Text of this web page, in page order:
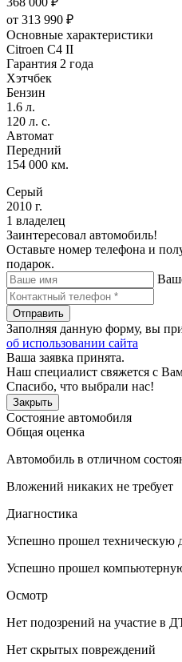
от 313 990 ₽
Основные характеристики
Citroen C4 II
Гарантия 2 года
Хэтчбек
Бензин
1.6 л.
120 л. с.
Автомат
Передний
154 000 км.
Серый
2010 г.
1 владелец
Заинтересовал автомобиль!
Оставьте номер телефона и
подарок.
Отправить
Заполняя данную форму, вы
об использовании сайта
Ваша заявка принята.
Наш специалист свяжется с
Спасибо, что выбрали нас!
Закрыть
Состояние автомобиля
Общая оценка
Автомобиль в отличном
Вложений никаких не требует
Диагностика
Успешно прошел техническую
Успешно прошел
Осмотр
Нет подозрений на участие в
Нет скрытых повреждений